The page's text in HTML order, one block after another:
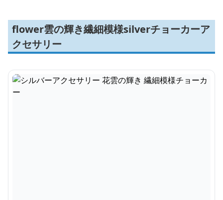
flower雲の輝き繊細模様silverチョーカーア
クセサリー